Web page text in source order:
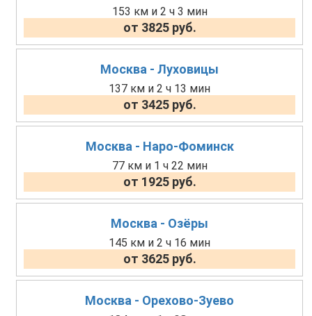
153 км и 2 ч 3 мин
от 3825 руб.
Москва - Луховицы
137 км и 2 ч 13 мин
от 3425 руб.
Москва - Наро-Фоминск
77 км и 1 ч 22 мин
от 1925 руб.
Москва - Озёры
145 км и 2 ч 16 мин
от 3625 руб.
Москва - Орехово-Зуево